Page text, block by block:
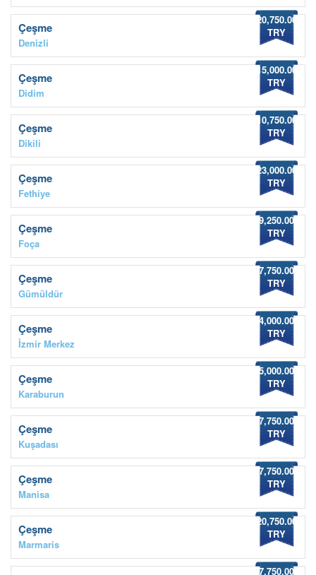
Çeşme
Denizli
20,750.00
TRY
Çeşme
Didim
15,000.00
TRY
Çeşme
Dikili
10,750.00
TRY
Çeşme
Fethiye
23,000.00
TRY
Çeşme
Foça
9,250.00
TRY
Çeşme
Gümüldür
7,750.00
TRY
Çeşme
İzmir Merkez
4,000.00
TRY
Çeşme
Karaburun
5,000.00
TRY
Çeşme
Kuşadası
7,750.00
TRY
Çeşme
Manisa
7,750.00
TRY
Çeşme
Marmaris
20,750.00
TRY
7,750.00